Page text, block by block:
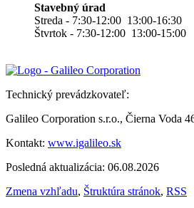
Stavebný úrad
Streda - 7:30-12:00 13:00-16:30
Štvrtok - 7:30-12:00 13:00-15:00
Technický prevádzkovateľ:
Galileo Corporation s.r.o., Čierna Voda
Kontakt: www.igalileo.sk
Posledná aktualizácia: 06.08.2026
Zmena vzhľadu, Štruktúra stránok, RSS